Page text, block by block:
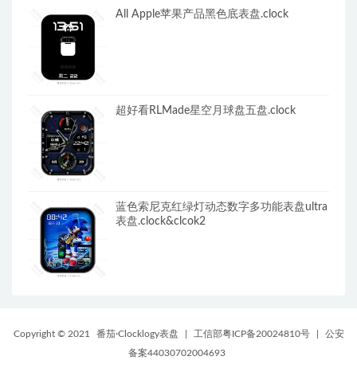
All Apple苹果产品黑色底表盘.clock
超好看RLMade星空月球盘五盘.clock
蓝色索尼克红绿灯动态数字多功能表盘ultra
表盘.clock&clcok2
Copyright © 2021 番茄·Clocklogy表盘 工信部粤ICP备20024810号
公安
备案44030702004693